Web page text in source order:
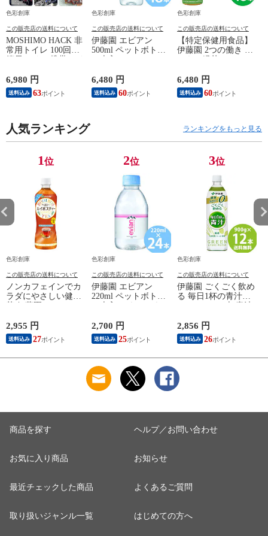
色彩創庫
この販売店の送料について
MOSHIMO HACK 非
常用トイレ 100回分
レ 災害用トイレ 避
難所 震災 防臭 消臭
抗菌 凝固剤 15年保
レ 仮設 非常時
6,980 円
送料込み 63
色彩創庫
この販売店の送料について
伊藤園 エビアン
500ml ペットボトル
ター 天然水 水 enian
フランス 硬水 鉱泉
水 ペットボトル
6,480 円
送料込み 60
色彩創庫
この販売店の送料について
【特定保健用食品】
伊藤園 2つの働き カ
ケース) トクホ 特保
ガレート型 カテキン
コレステロール お茶
6,480 円
送料込み 60
人気ランキング ランキングをもっと見る
1位
色彩創庫
この販売店の送料について
ノンカフェインでカ
ラダにやさしい健康
600mlペットボトル
×24本 ハーブティー
健康茶 お茶
2,955 円
送料込み 27
2位
色彩創庫
この販売店の送料について
伊藤園 エビアン
220ml ペットボトル
enian フランス 硬水
鉱泉水 ペットボトル
2,700 円
送料込み 25
3位
色彩創庫
この販売店の送料について
伊藤園 ごくごく飲め
る 毎日1杯の青汁
大麦若葉粉末 抹茶
ケール粉末
2,856 円
送料込み 26
商品を探す
お気に入り商品
最近チェックした商品
取り扱いジャンル一覧
ヘルプ／お問い合わせ
お知らせ
よくあるご質問
はじめての方へ